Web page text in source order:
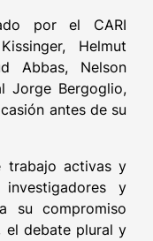
por el CARI
Helmut
Abbas, Nelson
Jorge Bergoglio,
antes de su
trabajo activas y
y
su compromiso
el debate plural y